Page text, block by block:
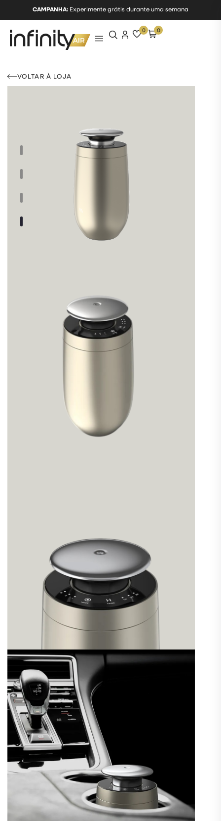
CAMPANHA: Experimente grátis durante uma semana
0 0
VOLTAR À LOJA